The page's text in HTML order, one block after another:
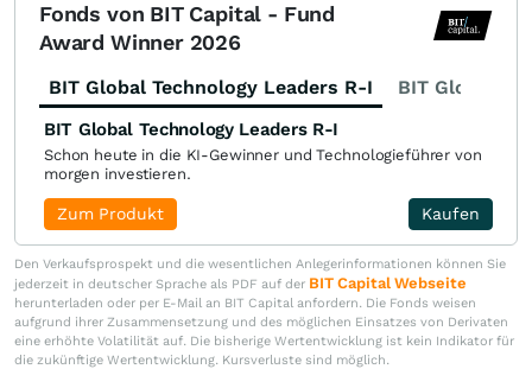
Fonds von BIT Capital - Fund
Award Winner 2026
BIT Global Technology Leaders R-I BIT Global
BIT Global Technology Leaders R-I
Schon heute in die KI-Gewinner und Technologieführer von
morgen investieren.
Kaufen
Zum Produkt
Den Verkaufsprospekt und die wesentlichen Anlegerinformationen können Sie
jederzeit in deutscher Sprache als PDF auf der BIT Capital Webseite
herunterladen oder per E-Mail an BIT Capital anfordern. Die Fonds weisen
aufgrund ihrer Zusammensetzung und des möglichen Einsatzes von Derivaten
eine erhöhte Volatilität auf. Die bisherige Wertentwicklung ist kein Indikator für
die zukünftige Wertentwicklung. Kursverluste sind möglich.